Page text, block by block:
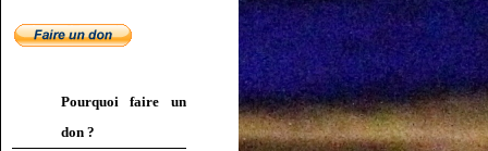
Pourquoi faire un
don ?